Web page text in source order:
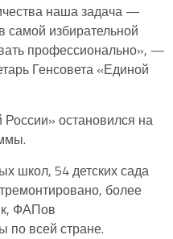
наша задача —
самой избирательной
профессионально», —
Генсовета «Единой
остановился на
школ, 54 детских сада
более
ФАПов
по всей стране.